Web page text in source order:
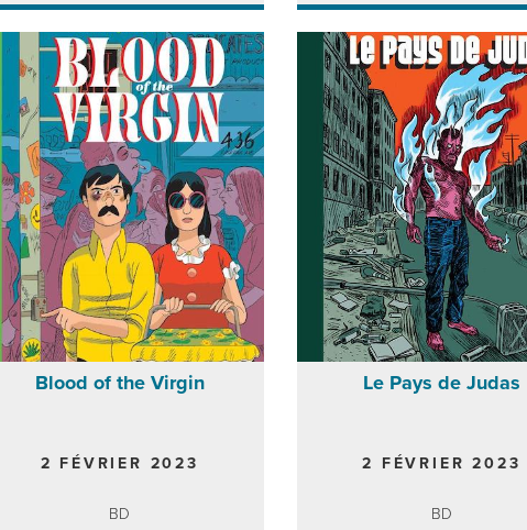
Blood of the Virgin
2 FÉVRIER 2023
BD
Le Pays de Judas
2 FÉVRIER 2023
BD